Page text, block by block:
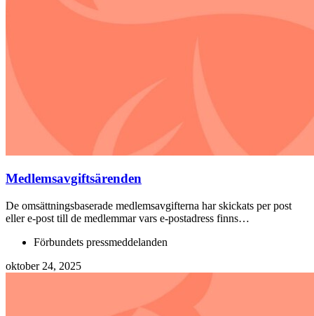
Medlemsavgiftsärenden
De omsättningsbaserade medlemsavgifterna har skickats per post
eller e-post till de medlemmar vars e-postadress finns…
Förbundets pressmeddelanden
oktober 24, 2025